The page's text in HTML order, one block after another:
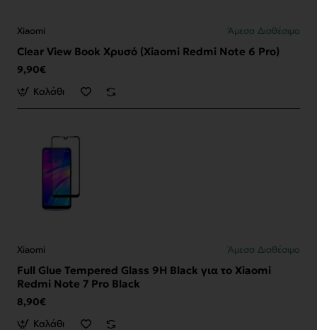
Xiaomi Άμεσα Διαθέσιμο
Clear View Book Χρυσό (Xiaomi Redmi Note 6 Pro)
9,90€
Καλάθι
Xiaomi Άμεσα Διαθέσιμο
Full Glue Tempered Glass 9H Black για το Xiaomi
Redmi Note 7 Pro Black
8,90€
Καλάθι